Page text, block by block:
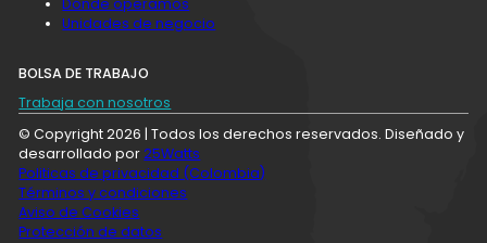
Unidades de negocio
BOLSA DE TRABAJO
Trabaja con nosotros
© Copyright 2026 | Todos los derechos reservados. Diseñado y
desarrollado por25Watts
Politicas de privacidad (Colombia)
Términos y condiciones
Aviso de Cookies
Protección de datos